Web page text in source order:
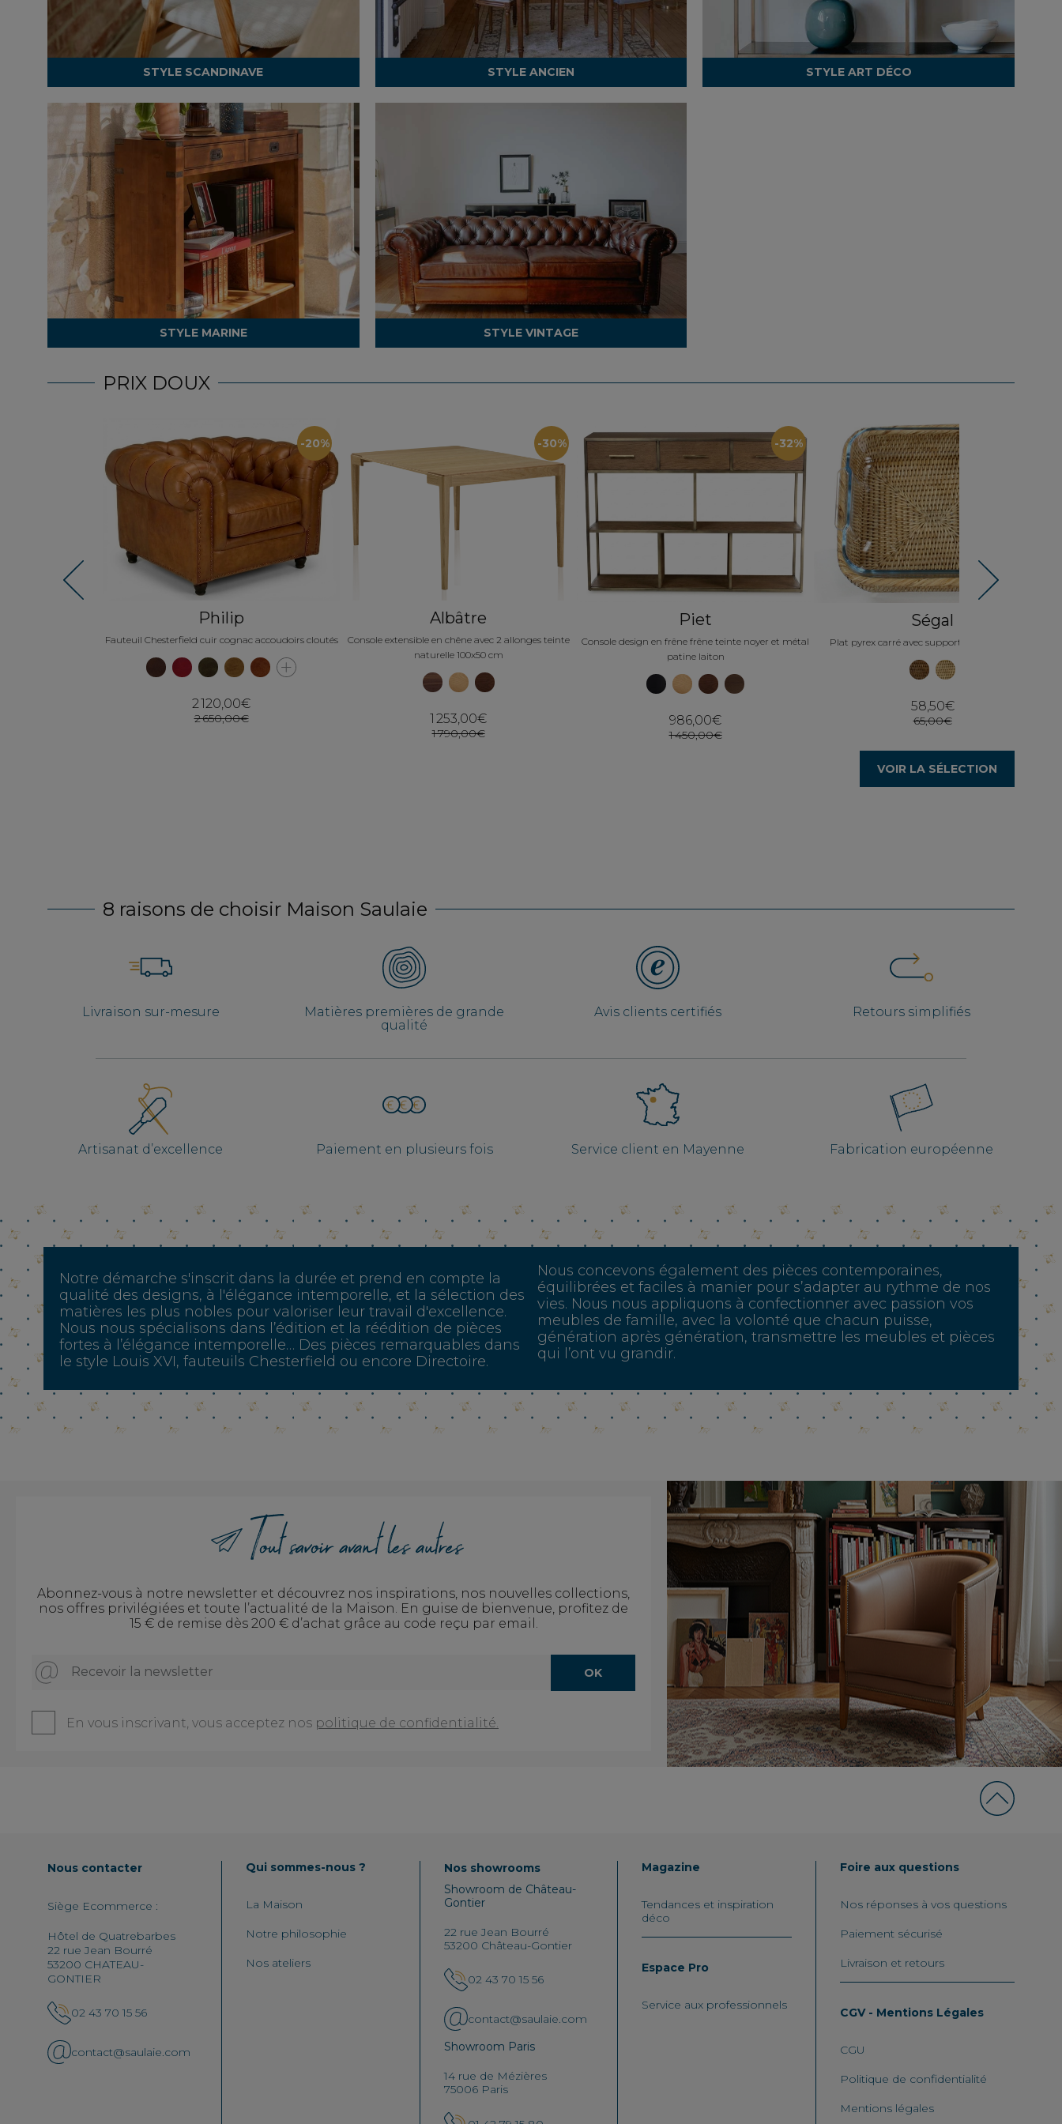
STYLE SCANDINAVE STYLE ANCIEN STYLE ART DÉCO
STYLE MARINE STYLE VINTAGE
PRIX DOUX
Previous
-20%
Philip
Fauteuil Chesterfield cuir cognac accoudoirs cloutés
2 120,00€
2 650,00€
-30%
Albâtre
Console extensible en chêne avec 2 allonges teinte
naturelle 100x50 cm
1 253,00€
1 790,00€
-32%
Piet
Console design en frêne frêne teinte noyer et métal
patine laiton
986,00€
1 450,00€
Ségal
Plat pyrex carré avec support en rotin naturel
58,50€
65,00€
VOIR LA SÉLECTION
8 raisons de choisir Maison Saulaie
Livraison sur-mesure
Matières premières de grande
qualité
Avis clients certifiés Retours simplifiés
Artisanat d’excellence Paiement en plusieurs fois Service client en Mayenne Fabrication européenne
Notre démarche s'inscrit dans la durée et prend en compte la
qualité des designs, à l'élégance intemporelle, et la sélection des
matières les plus nobles pour valoriser leur travail d'excellence.
Nous nous spécialisons dans l’édition et la réédition de pièces
fortes à l’élégance intemporelle… Des pièces remarquables dans
le style Louis XVI, fauteuils Chesterfield ou encore Directoire.
Nous concevons également des pièces contemporaines,
équilibrées et faciles à manier pour s’adapter au rythme de nos
vies. Nous nous appliquons à confectionner avec passion vos
meubles de famille, avec la volonté que chacun puisse,
génération après génération, transmettre les meubles et pièces
qui l’ont vu grandir.
Abonnez-vous à notre newsletter et découvrez nos inspirations, nos nouvelles collections,
nos offres privilégiées et toute l’actualité de la Maison. En guise de bienvenue, profitez de
15 € de remise dès 200 € d’achat grâce au code reçu par email.
Recevoir la newsletter OK
En vous inscrivant, vous acceptez nos politique de confidentialité.
Nous contacter
Siège Ecommerce :
Hôtel de Quatrebarbes
22 rue Jean Bourré
53200 CHATEAU-
GONTIER
02 43 70 15 56
contact@saulaie.com
Qui sommes-nous ?
La Maison
Notre philosophie
Nos ateliers
Nos showrooms
Showroom de Château-
Gontier
22 rue Jean Bourré
53200 Château-Gontier
02 43 70 15 56
contact@saulaie.com
Showroom Paris
14 rue de Mézières
75006 Paris
Magazine
Tendances et inspiration
déco
Espace Pro
Service aux professionnels
Foire aux questions
Nos réponses à vos questions
Paiement sécurisé
Livraison et retours
CGV - Mentions Légales
CGU
Politique de confidentialité
Mentions légales